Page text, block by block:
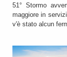
51° Stormo
maggiore in
v'è stato alcun